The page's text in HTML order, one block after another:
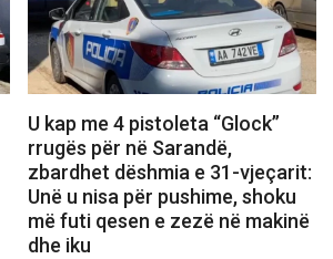
U kap me 4 pistoleta “Glock”
rrugës për në Sarandë,
zbardhet dëshmia e 31-vjeçarit:
Unë u nisa për pushime, shoku
më futi qesen e zezë në makinë
dhe iku